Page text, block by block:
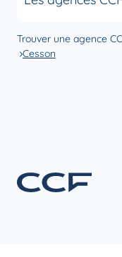
Trouver une agence
Cesson